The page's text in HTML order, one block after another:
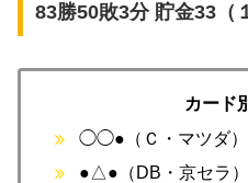
83勝50敗3分 貯金33（
カード
◯◯●（Ｃ・マツダ）
●△●（DB・京セラ）